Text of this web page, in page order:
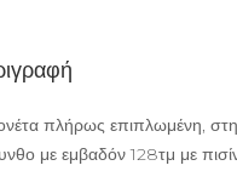
πλήρως επιπλωμένη, στη
με εμβαδόν 128τμ με